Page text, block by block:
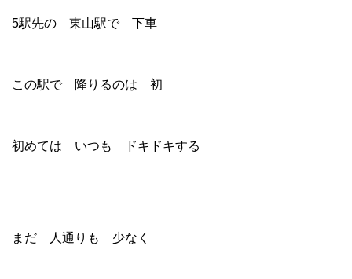
5駅先の 東山駅で 下車
この駅で 降りるのは 初
初めては いつも ドキドキする
まだ 人通りも 少なく